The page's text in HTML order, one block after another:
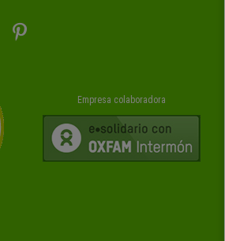
Empresa colaboradora